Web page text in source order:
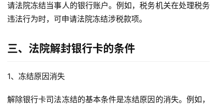
请法院冻结当事人的银行账户。例如，税务机关在处理税务
违法行为时，可申请法院冻结涉税款项。
三、法院解封银行卡的条件
1、冻结原因消失
解除银行卡司法冻结的基本条件是冻结原因的消失。例如，